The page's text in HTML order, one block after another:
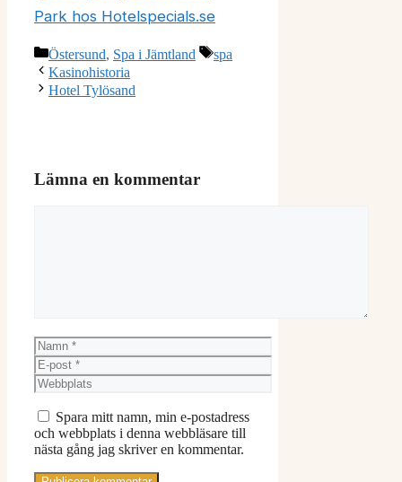
Park hos Hotelspecials.se
Kategorier
Östersund, Spa i Jämtland Etiketter
spa
Kasinohistoria
Hotel Tylösand
Lämna en kommentar
Namn
E-
post
Webbplats
Spara mitt namn, min e-postadress
och webbplats i denna webbläsare till
nästa gång jag skriver en kommentar.